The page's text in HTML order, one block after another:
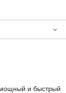
мощный и быстрый